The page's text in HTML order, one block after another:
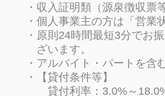
収入証明類（源泉徴収票
個人事業主の方は「営業
原則24時間最短3分でお
ざいます。
アルバイト・パートを含
【貸付条件等】
貸付利率：3.0%～